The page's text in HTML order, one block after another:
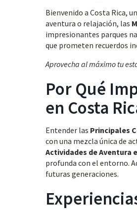
Bienvenido a Costa Rica,
aventura o relajación, las
impresionantes parques
que prometen recuerdos
Aprovecha al máximo tu
Por Qué
en Costa
Entender las Principales
con una mezcla única de
Actividades de Aventura
profunda con el entorno.
futuras generaciones.